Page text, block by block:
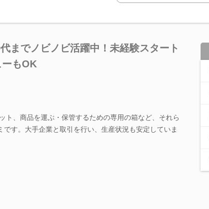
までノビノビ活躍中！未経験スタート
もOK
ト、商品を運ぶ・保管するための専用の箱など、それら
す。大手企業と取引を行い、生産状況も安定していま